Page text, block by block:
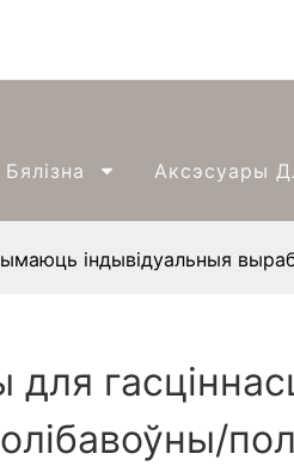
Аксэсуары
індывідуальныя